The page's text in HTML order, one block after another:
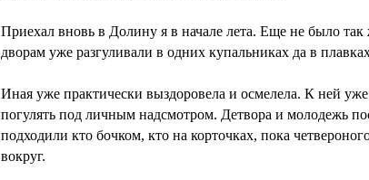
Приехал вновь в Долину я в начале лета. Еще не было
дворам уже разгуливали в одних купальниках да в
Иная уже практически выздоровела и осмелела. К ней
погулять под личным надсмотром. Детвора и молодежь
подходили кто бочком, кто на корточках, пока
вокруг.